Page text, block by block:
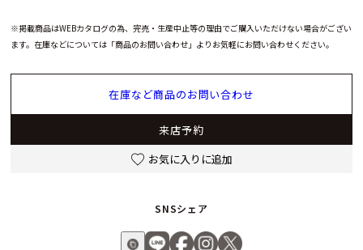
※掲載商品はWEBカタログの為、完売・生産中止等の理由でご購入いただけない場合がござい
ます。在庫などについては「商品のお問い合わせ」よりお気軽にお問い合わせください。
在庫など商品のお問い合わせ
来店予約
お気に入りに追加
SNSシェア